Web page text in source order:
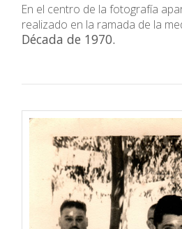
En el centro de la fotografía
realizado en la ramada de la
Década de 1970.